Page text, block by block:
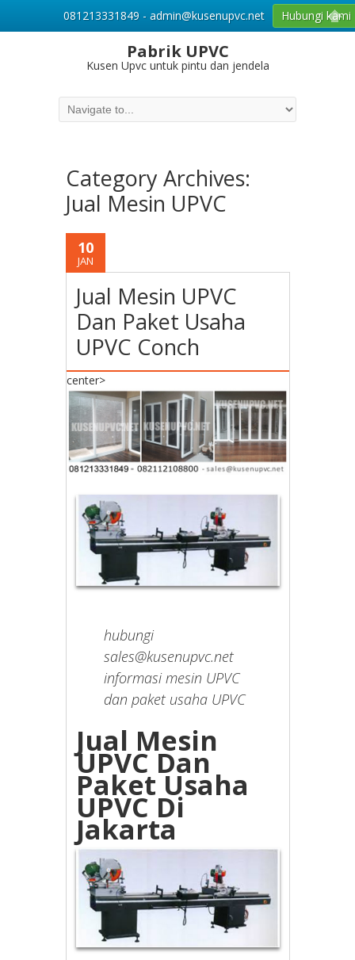
Pabrik UPVC
Kusen Upvc untuk pintu dan jendela
Category Archives:
Jual Mesin UPVC
10
JAN
Jual Mesin UPVC
Dan Paket Usaha
UPVC Conch
center>
hubungi
sales@kusenupvc.net
informasi mesin UPVC
dan paket usaha UPVC
Jual Mesin
UPVC Dan
Paket Usaha
UPVC Di
Jakarta
081213331849 - admin@kusenupvc.net Hubungi kami